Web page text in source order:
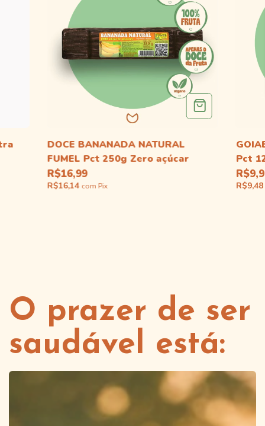
DOCE BANANADA NATURAL
FUMEL Pct 250g Zero açúcar
R$16,99
R$16,14com Pix
Pct
R$9,48
O prazer de ser
saudável está: